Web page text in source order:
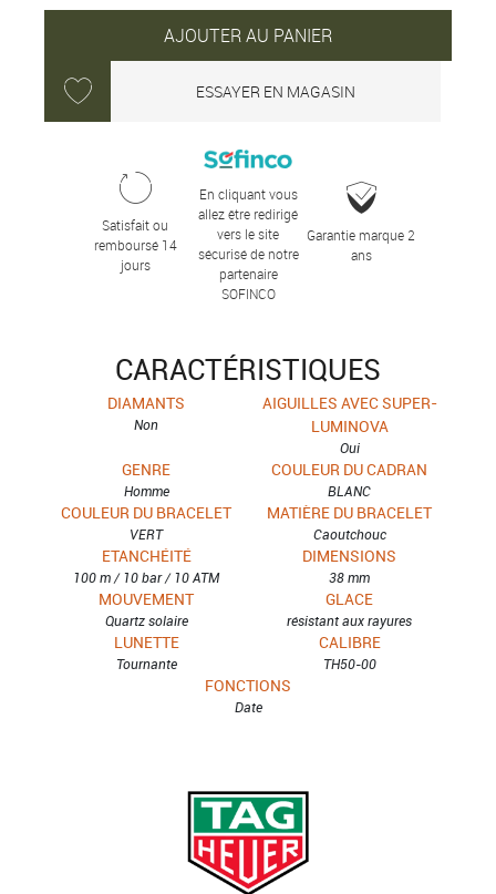
AJOUTER AU PANIER
ESSAYER EN MAGASIN
Satisfait ou
remboursé 14
jours
En cliquant vous
allez être redirigé
vers le site
sécurisé de notre
partenaire
SOFINCO
Garantie marque 2
ans
CARACTÉRISTIQUES
DIAMANTS
Non
AIGUILLES AVEC SUPER-
LUMINOVA
Oui
GENRE
Homme
COULEUR DU CADRAN
BLANC
COULEUR DU BRACELET
VERT
MATIÈRE DU BRACELET
Caoutchouc
ETANCHÉITÉ
100 m / 10 bar / 10 ATM
DIMENSIONS
38 mm
MOUVEMENT
Quartz solaire
GLACE
résistant aux rayures
LUNETTE
Tournante
CALIBRE
TH50-00
FONCTIONS
Date